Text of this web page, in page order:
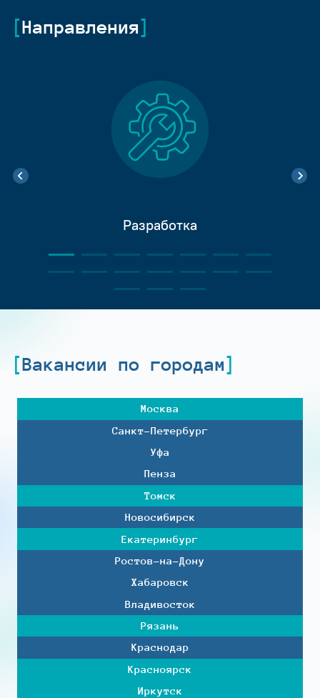
Направления
Разработка
Вакансии по городам
Москва
Санкт-Петербург
Уфа
Пенза
Томск
Новосибирск
Екатеринбург
Ростов-на-Дону
Хабаровск
Владивосток
Рязань
Краснодар
Красноярск
Иркутск